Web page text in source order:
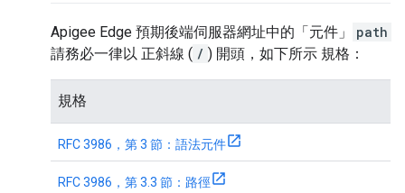
Apigee Edge 預期後端伺服器網址中的「元件」
path
請務必一律以 正斜線 ( / ) 開頭，如下所示 規格：
規格
RFC 3986，第 3 節：語法元件
RFC 3986，第 3.3 節：路徑